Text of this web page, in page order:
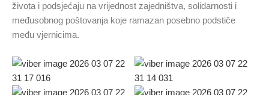
života i podsjećaju na vrijednost zajedništva, solidarnosti i
međusobnog poštovanja koje ramazan posebno podstiče
među vjernicima.